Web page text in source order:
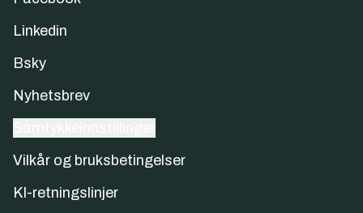
Linkedin
Bsky
Nyhetsbrev
Vilkår og bruksbetingelser
KI-retningslinjer